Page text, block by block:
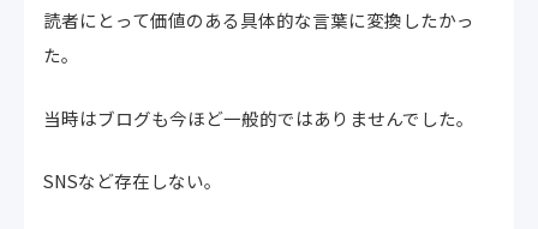
読者にとって価値のある具体的な言葉に変換したかっ
た。
当時はブログも今ほど一般的ではありませんでした。
SNSなど存在しない。